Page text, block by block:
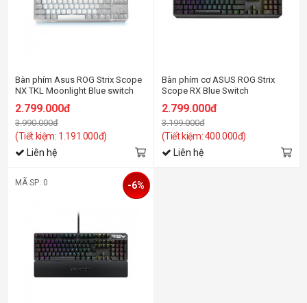
Bàn phím Asus ROG Strix Scope
NX TKL Moonlight Blue switch
2.799.000đ
3.990.000đ
(Tiết kiệm: 1.191.000đ)
Liên hệ
Bàn phím cơ ASUS ROG Strix
Scope RX Blue Switch
2.799.000đ
3.199.000đ
(Tiết kiệm: 400.000đ)
Liên hệ
MÃ SP: 0 -6%